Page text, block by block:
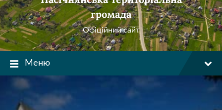
громада
Офіційний сайт
Меню